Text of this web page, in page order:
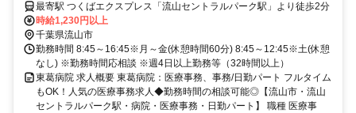
最寄駅 つくばエクスプレス「流山セントラルパーク駅」より徒歩2分
時給1,230円以上
千葉県流山市
勤務時間 8:45～16:45※月～金(休憩時間60分) 8:45～12:45※土(休憩
なし) ※勤務時間応相談 ※週4日以上勤務等（32時間以上）
東葛病院 求人概要 東葛病院：医療事務、事務/日勤パート フルタイム
もOK！人気の医療事務求人◆勤務時間の相談可能◎【流山市・流山
セントラルパーク駅・病院・医療事務・日勤パート】 職種 医療事